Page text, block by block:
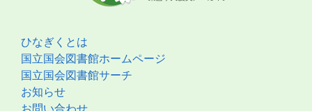
ひなぎくとは
国立国会図書館ホームページ
国立国会図書館サーチ
お知らせ